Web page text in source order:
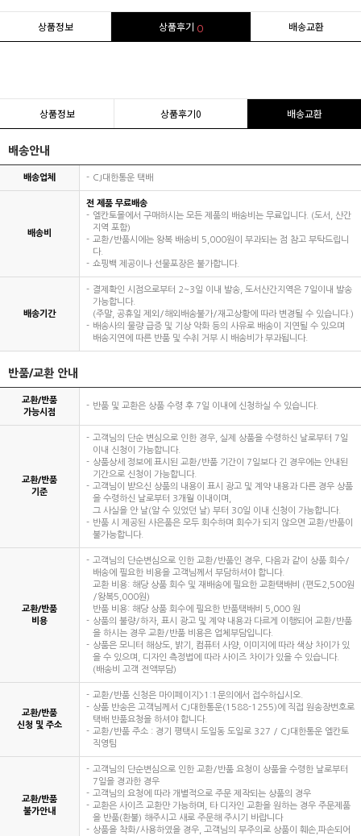
상품정보 상품후기 0 배송교환
상품정보 상품후기0 배송교환
배송안내
배송업체 CJ대한통운 택배
배송비
전 제품 무료배송
엘칸토몰에서 구매하시는 모든 제품의 배송비는 무료입니다. (도서, 산간
지역 포함)
교환/반품시에는 왕복 배송비 5,000원이 부과되는 점 참고 부탁드립니
다.
쇼핑백 제공이나 선물포장은 불가합니다.
배송기간
결제확인 시점으로부터 2~3일 이내 발송, 도서산간지역은 7일이내 발송
가능합니다.
(주말, 공휴일 제외/해외배송불가/재고상황에 따라 변경될 수 있습니다.)
배송사의 물량 급증 및 기상 악화 등의 사유로 배송이 지연될 수 있으며
배송지연에 따른 반품 및 수취 거부 시 배송비가 부과됩니다.
반품/교환 안내
교환/반품
가능시점
반품 및 교환은 상품 수령 후 7일 이내에 신청하실 수 있습니다.
교환/반품
기준
고객님의 단순 변심으로 인한 경우, 실제 상품을 수령하신 날로부터 7일
이내 신청이 가능합니다.
상품상세 정보에 표시된 교환/반품 기간이 7일보다 긴 경우에는 안내된
기간으로 신청이 가능합니다.
고객님이 받으신 상품의 내용이 표시 광고 및 계약 내용과 다른 경우 상품
을 수령하신 날로부터 3개월 이내이며,
그 사실을 안 날(알 수 있었던 날) 부터 30일 이내 신청이 가능합니다.
반품 시 제공된 사은품은 모두 회수하며 회수가 되지 않으면 교환/반품이
불가능합니다.
교환/반품
비용
고객님의 단순변심으로 인한 교환/반품인 경우, 다음과 같이 상품 회수/
배송에 필요한 비용을 고객님께서 부담하셔야 합니다.
교환 비용: 해당 상품 회수 및 재배송에 필요한 교환택배비 (편도2,500원
/왕복5,000원)
반품 비용: 해당 상품 회수에 필요한 반품택배비 5,000 원
상품의 불량/하자, 표시 광고 및 계약 내용과 다르게 이행되어 교환/반품
을 하시는 경우 교환/반품 비용은 업체부담입니다.
상품은 모니터 해상도, 밝기, 컴퓨터 사양, 이미지에 따라 색상 차이가 있
을 수 있으며, 디자인 측정법에 따라 사이즈 차이가 있을 수 있습니다.
(배송비 고객 전액부담)
교환/반품
신청 및 주소
교환/반품 신청은 마이페이지>1:1문의에서 접수하십시오.
상품 반송은 고객님께서 CJ대한통운(1588-1255)에 직접 원송장번호로
택배 반품요청을 하셔야 합니다.
교환/반품 주소 : 경기 평택시 도일동 도일로 327 / CJ대한통운 엘칸토
직영팀
교환/반품
불가안내
고객님의 단순변심으로 인한 교환/반품 요청이 상품을 수령한 날로부터
7일을 경과한 경우
고객님의 요청에 따라 개별적으로 주문 제작되는 상품의 경우
교환은 사이즈 교환만 가능하며, 타 디자인 교환을 원하는 경우 주문제품
을 반품(환불) 해주시고 새로 주문해 주시기 바랍니다
상품을 착화/사용하였을 경우, 고객님의 부주의로 상품이 훼손,파손되어